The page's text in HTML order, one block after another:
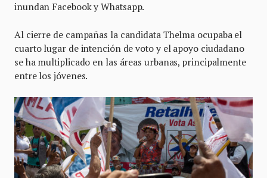
inundan Facebook y Whatsapp.
Al cierre de campañas la candidata Thelma ocupaba el
cuarto lugar de intención de voto y el apoyo ciudadano
se ha multiplicado en las áreas urbanas, principalmente
entre los jóvenes.